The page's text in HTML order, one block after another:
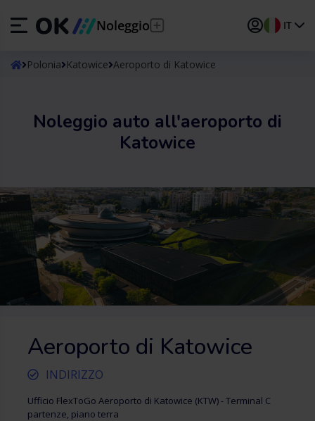
Noleggio IT
ESEspañol
DEDeutsch
PT Português
TR Türkçe
Polonia Katowice Aeroporto di Katowice
Noleggio auto all'aeroporto di
Katowice
Aeroporto di Katowice
INDIRIZZO
Ufficio FlexToGo Aeroporto di Katowice (KTW) - Terminal C
partenze, piano terra